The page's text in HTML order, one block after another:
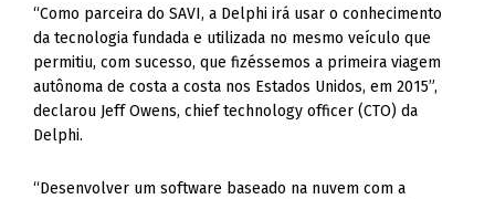
“Como parceira do SAVI, a Delphi irá usar o conhecimento
da tecnologia fundada e utilizada no mesmo veículo que
permitiu, com sucesso, que fizéssemos a primeira viagem
autônoma de costa a costa nos Estados Unidos, em 2015”,
declarou Jeff Owens, chief technology officer (CTO) da
Delphi.
“Desenvolver um software baseado na nuvem com a